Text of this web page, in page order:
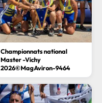
Championnats national
Master -Vichy
2026©MagAviron-9464